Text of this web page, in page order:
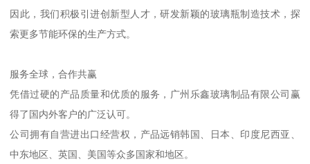
因此，我们积极引进创新型人才，研发新颖的玻璃瓶制造技术，探
索更多节能环保的生产方式。
服务全球，合作共赢
凭借过硬的产品质量和优质的服务，广州乐鑫玻璃制品有限公司赢
得了国内外客户的广泛认可。
公司拥有自营进出口经营权，产品远销韩国、日本、印度尼西亚、
中东地区、英国、美国等众多国家和地区。